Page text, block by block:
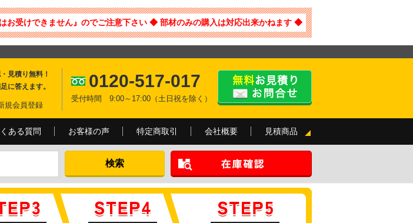
受けできません』のでご注意下さい ◆ 部材のみの購入は対応出来かねます ◆
見積り無料！
に答えます。
規会員登録
0120-517-017
受付時間 9:00～17:00（土日祝を除く）
ある質問 お客様の声 特定商取引 会社概要 見積商品